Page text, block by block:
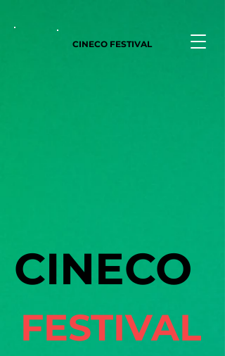
CINECO FESTIVAL
CINECO
FESTIVAL